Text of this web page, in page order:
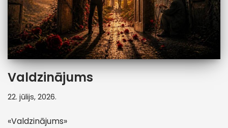
Valdzinājums
22. jūlijs, 2026.
«Valdzinājums»